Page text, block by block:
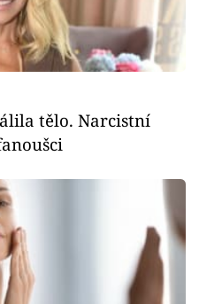
tělo. Narcistní